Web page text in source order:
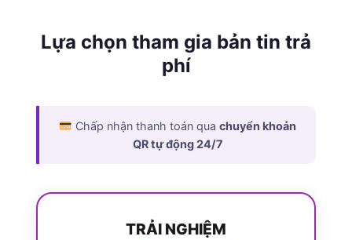
Lựa chọn tham gia bản tin trả
phí
Chấp nhận thanh toán qua chuyển khoản
QR tự động 24/7
TRẢI NGHIỆM